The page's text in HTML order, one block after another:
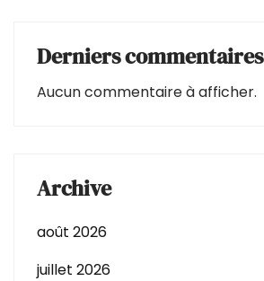
Derniers commentaires
Aucun commentaire à afficher.
Archive
août 2026
juillet 2026